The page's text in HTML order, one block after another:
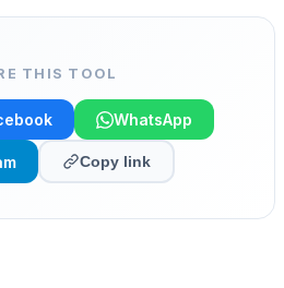
THIS TOOL
WhatsApp
Copy link